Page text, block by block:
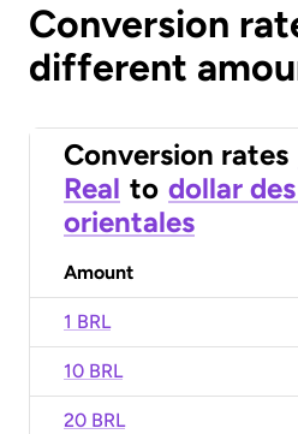
Conversion
different
Conversion rates
Real to dollar
orientales
Amount
1 BRL
10 BRL
20 BRL